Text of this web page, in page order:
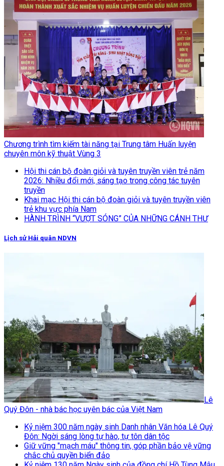
Chương trình tìm kiếm tài năng tại Trung tâm Huấn luyện
chuyên môn kỹ thuật Vùng 3
Hội thi cán bộ đoàn giỏi và tuyên truyền viên trẻ năm
2026: Nhiều đổi mới, sáng tạo trong công tác tuyên
truyền
Khai mạc Hội thi cán bộ đoàn giỏi và tuyên truyền viên
trẻ khu vực phía Nam
HÀNH TRÌNH “VƯỢT SÓNG” CỦA NHỮNG CÁNH THƯ
Lịch sử Hải quân NDVN
Lê
Quý Đôn - nhà bác học uyên bác của Việt Nam
Kỷ niệm 300 năm ngày sinh Danh nhân Văn hóa Lê Quý
Đôn: Ngời sáng lòng tự hào, tự tôn dân tộc
Giữ vững "mạch máu" thông tin, góp phần bảo vệ vững
chắc chủ quyền biển đảo